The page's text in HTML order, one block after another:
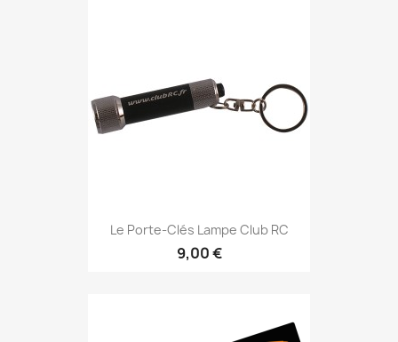
Le Porte-Clés Lampe Club RC
9,00 €